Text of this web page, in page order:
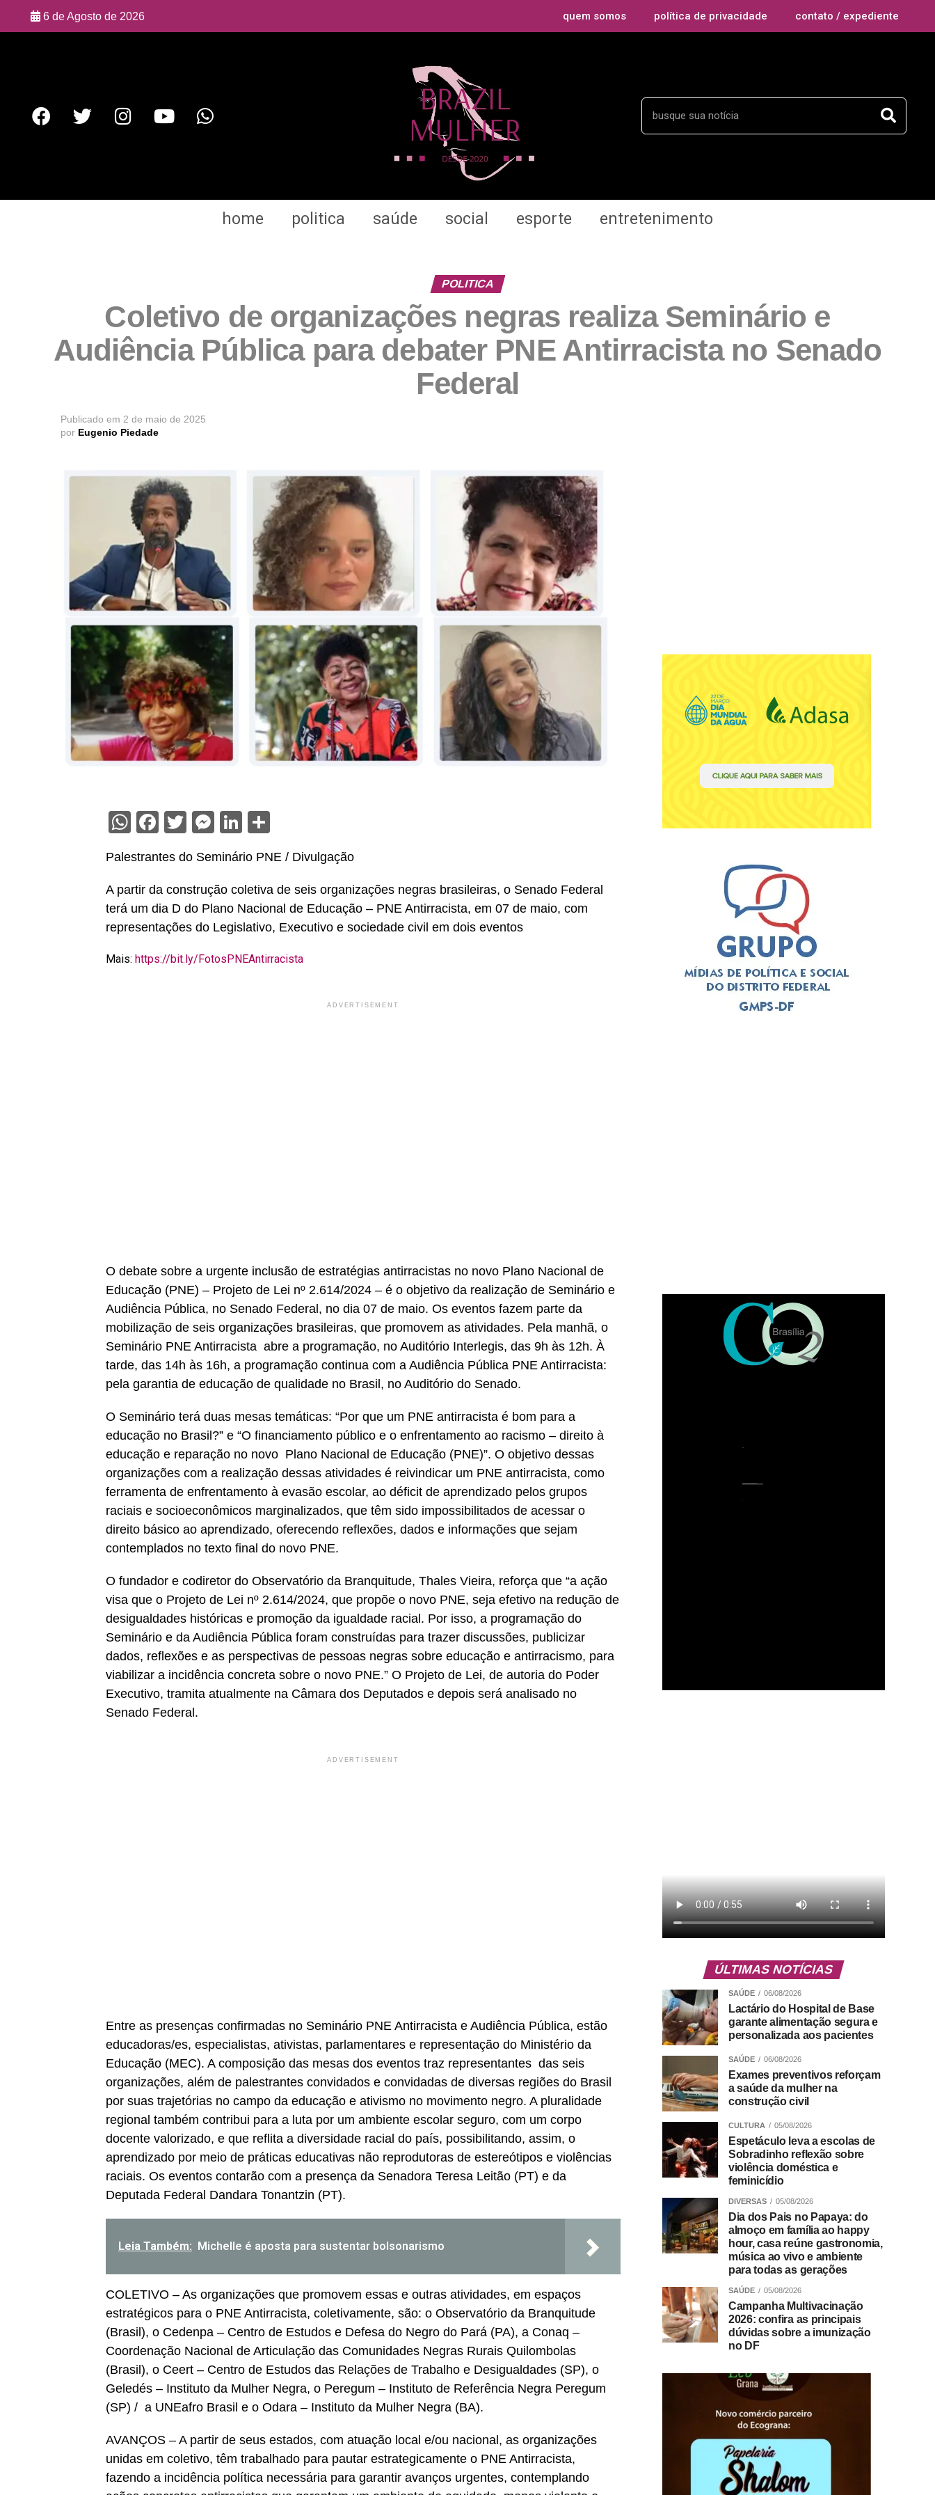
6 de Agosto de 2026 quem somos política de privacidade contato / expediente
home politica saúde social esporte entretenimento
POLITICA
Coletivo de organizações negras realiza Seminário e
Audiência Pública para debater PNE Antirracista no Senado
Federal
Publicado em 2 de maio de 2025
por Eugenio Piedade
WhatsApp
Facebook
Twitter
Messenger
LinkedIn
Palestrantes do Seminário PNE / Divulgação
A partir da construção coletiva de seis organizações negras brasileiras, o Senado Federal
terá um dia D do Plano Nacional de Educação – PNE Antirracista, em 07 de maio, com
representações do Legislativo, Executivo e sociedade civil em dois eventos
Mais: https://bit.ly/FotosPNEAntirracista
ADVERTISEMENT
O debate sobre a urgente inclusão de estratégias antirracistas no novo Plano Nacional de
Educação (PNE) – Projeto de Lei nº 2.614/2024 – é o objetivo da realização de Seminário e
Audiência Pública, no Senado Federal, no dia 07 de maio. Os eventos fazem parte da
mobilização de seis organizações brasileiras, que promovem as atividades. Pela manhã, o
Seminário PNE Antirracista abre a programação, no Auditório Interlegis, das 9h às 12h. À
tarde, das 14h às 16h, a programação continua com a Audiência Pública PNE Antirracista:
pela garantia de educação de qualidade no Brasil, no Auditório do Senado.
O Seminário terá duas mesas temáticas: “Por que um PNE antirracista é bom para a
educação no Brasil?” e “O financiamento público e o enfrentamento ao racismo – direito à
educação e reparação no novo Plano Nacional de Educação (PNE)”. O objetivo dessas
organizações com a realização dessas atividades é reivindicar um PNE antirracista, como
ferramenta de enfrentamento à evasão escolar, ao déficit de aprendizado pelos grupos
raciais e socioeconômicos marginalizados, que têm sido impossibilitados de acessar o
direito básico ao aprendizado, oferecendo reflexões, dados e informações que sejam
contemplados no texto final do novo PNE.
O fundador e codiretor do Observatório da Branquitude, Thales Vieira, reforça que “a ação
visa que o Projeto de Lei nº 2.614/2024, que propõe o novo PNE, seja efetivo na redução de
desigualdades históricas e promoção da igualdade racial. Por isso, a programação do
Seminário e da Audiência Pública foram construídas para trazer discussões, publicizar
dados, reflexões e as perspectivas de pessoas negras sobre educação e antirracismo, para
viabilizar a incidência concreta sobre o novo PNE.” O Projeto de Lei, de autoria do Poder
Executivo, tramita atualmente na Câmara dos Deputados e depois será analisado no
Senado Federal.
ADVERTISEMENT
Entre as presenças confirmadas no Seminário PNE Antirracista e Audiência Pública, estão
educadoras/es, especialistas, ativistas, parlamentares e representação do Ministério da
Educação (MEC). A composição das mesas dos eventos traz representantes das seis
organizações, além de palestrantes convidados e convidadas de diversas regiões do Brasil
por suas trajetórias no campo da educação e ativismo no movimento negro. A pluralidade
regional também contribui para a luta por um ambiente escolar seguro, com um corpo
docente valorizado, e que reflita a diversidade racial do país, possibilitando, assim, o
aprendizado por meio de práticas educativas não reprodutoras de estereótipos e violências
raciais. Os eventos contarão com a presença da Senadora Teresa Leitão (PT) e da
Deputada Federal Dandara Tonantzin (PT).
Leia Também: Michelle é aposta para sustentar bolsonarismo
COLETIVO – As organizações que promovem essas e outras atividades, em espaços
estratégicos para o PNE Antirracista, coletivamente, são: o Observatório da Branquitude
(Brasil), o Cedenpa – Centro de Estudos e Defesa do Negro do Pará (PA), a Conaq –
Coordenação Nacional de Articulação das Comunidades Negras Rurais Quilombolas
(Brasil), o Ceert – Centro de Estudos das Relações de Trabalho e Desigualdades (SP), o
Geledés – Instituto da Mulher Negra, o Peregum – Instituto de Referência Negra Peregum
(SP) / a UNEafro Brasil e o Odara – Instituto da Mulher Negra (BA).
AVANÇOS – A partir de seus estados, com atuação local e/ou nacional, as organizações
unidas em coletivo, têm trabalhado para pautar estrategicamente o PNE Antirracista,
fazendo a incidência política necessária para garantir avanços urgentes, contemplando
ÚLTIMAS NOTÍCIAS
SAÚDE 06/08/2026
Lactário do Hospital de Base
garante alimentação segura e
personalizada aos pacientes
SAÚDE 06/08/2026
Exames preventivos reforçam
a saúde da mulher na
construção civil
CULTURA 05/08/2026
Espetáculo leva a escolas de
Sobradinho reflexão sobre
violência doméstica e
feminicídio
DIVERSAS 05/08/2026
Dia dos Pais no Papaya: do
almoço em família ao happy
hour, casa reúne gastronomia,
música ao vivo e ambiente
para todas as gerações
SAÚDE 05/08/2026
Campanha Multivacinação
2026: confira as principais
dúvidas sobre a imunização
no DF